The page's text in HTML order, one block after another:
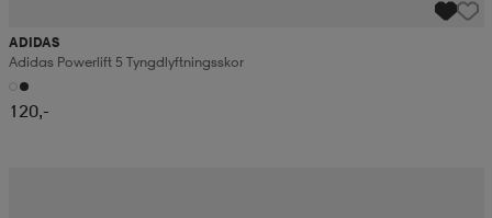
ADIDAS
Adidas Powerlift 5 Tyngdlyftningsskor
120,-